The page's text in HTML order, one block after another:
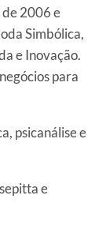
de 2006 e
Simbólica,
e Inovação.
para
psicanálise e
e